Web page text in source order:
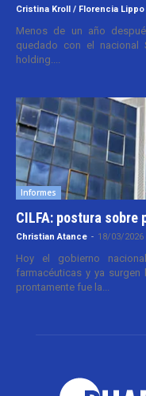
Cristina Kroll / Florencia Lippo
Menos de un año
quedado con el nacional
holding....
Informes
CILFA: postura sobre
Christian Atance - 18/03/2026
Hoy el gobierno
farmacéuticas y ya
prontamente fue la...